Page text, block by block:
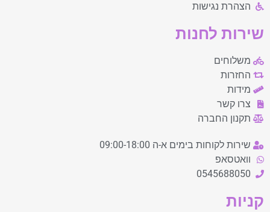
הצהרת נגישות
שירות לחנות
משלוחים
החזרות
מידות
צרו קשר
תקנון החברה
שירות לקוחות בימים א-ה 09:00-18:00
וואטסאפ
0545688050
קניות